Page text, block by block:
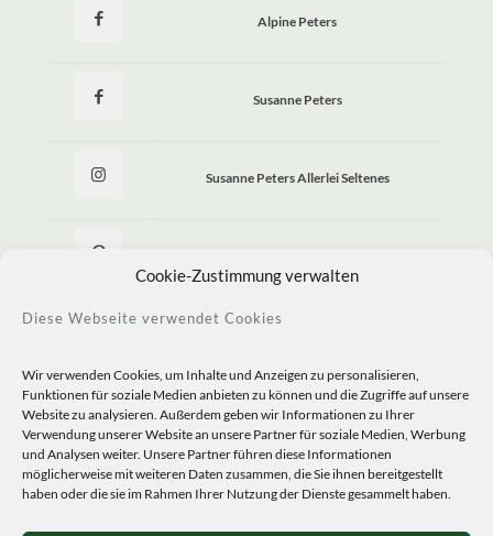
Cookie-Zustimmung verwalten
Diese Webseite verwendet Cookies
Wir verwenden Cookies, um Inhalte und Anzeigen zu personalisieren,
Funktionen für soziale Medien anbieten zu können und die Zugriffe auf unsere
Website zu analysieren. Außerdem geben wir Informationen zu Ihrer
Verwendung unserer Website an unsere Partner für soziale Medien, Werbung
und Analysen weiter. Unsere Partner führen diese Informationen
möglicherweise mit weiteren Daten zusammen, die Sie ihnen bereitgestellt
haben oder die sie im Rahmen Ihrer Nutzung der Dienste gesammelt haben.
Alpine Peters
Susanne Peters
Susanne Peters Allerlei Seltenes
© 2020 Staudengärtnerei Peters. All Rights Reserved.